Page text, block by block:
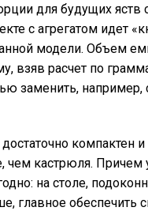
для будущих яств
с агрегатом идет
модели. Объем
взяв расчет по
заменить, например,
компактен и
чем кастрюля. Причем
на столе,
главное обеспечить